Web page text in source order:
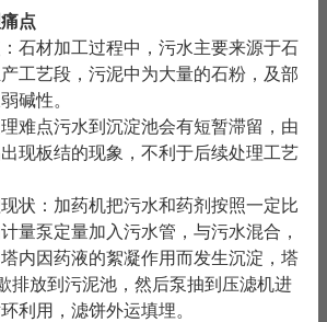
点
石材加工过程中，污水主要来源于石
工艺段，污泥中为大量的石粉，及部
碱性。
难点污水到沉淀池会有短暂滞留，由
现板结的现象，不利于后续处理工艺
状：加药机把污水和药剂按照一定比
量泵定量加入污水管，与污水混合，
内因药液的絮凝作用而发生沉淀，塔
排放到污泥池，然后泵抽到压滤机进
利用，滤饼外运填埋。